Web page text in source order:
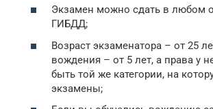
Экзамен можно сдать в любом
ГИБДД;
Возраст экзаменатора – от 25
вождения – от 5 лет, а права у
быть той же категории, на
экзамены;